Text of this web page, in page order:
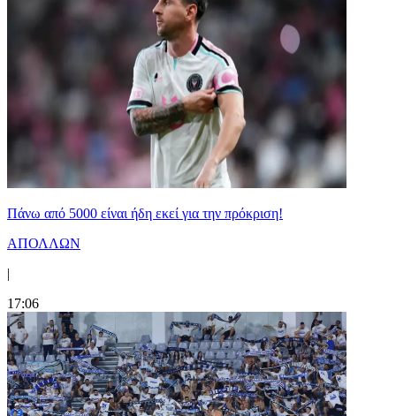
Πάνω από 5000 είναι ήδη εκεί για την πρόκριση!
ΑΠΟΛΛΩΝ
|
17:06